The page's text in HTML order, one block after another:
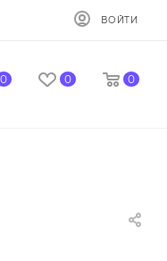
ВОЙТИ
0 0 0